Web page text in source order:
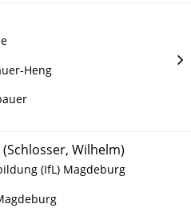
Heng
(Schlosser, Wilhelm)
(IfL) Magdeburg